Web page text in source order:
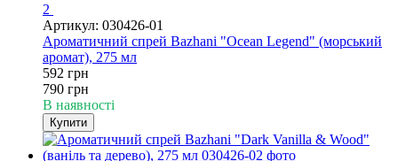
2
Артикул: 030426-01
Ароматичний спрей Bazhani "Ocean Legend" (морський
аромат), 275 мл
592 грн
790 грн
В наявності
Купити